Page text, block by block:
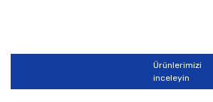
Ürünlerimizi
inceleyin